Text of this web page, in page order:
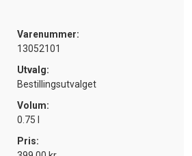
Varenummer:
13052101
Utvalg:
Bestillingsutvalget
Volum:
0.75 l
Pris: